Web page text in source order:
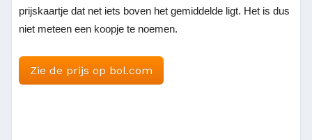
prijskaartje dat net iets boven het gemiddelde ligt. Het is dus
niet meteen een koopje te noemen.
Zie de prijs op bol.com